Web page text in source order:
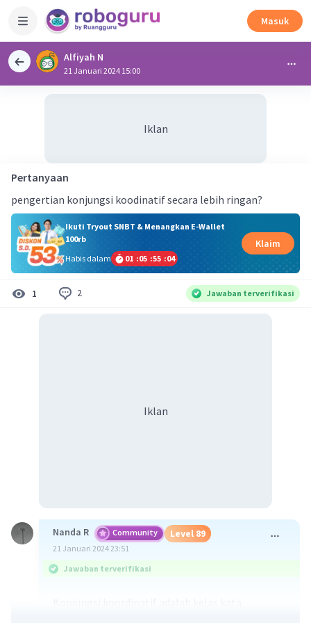
Masuk
Alfiyah N
21 Januari 2024 15:00
Iklan
Pertanyaan
pengertian konjungsi koodinatif secara lebih ringan?
Ikuti Tryout SNBT & Menangkan E-Wallet
100rb
Habis dalam
01 :05 :55 :04
Klaim
1 2 Jawaban terverifikasi
Iklan
Nanda R Community Level 89
21 Januari 2024 23:51
Jawaban terverifikasi